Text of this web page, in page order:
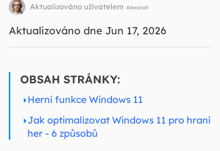
Aktualizováno uživatelem Alexandr
Aktualizováno dne Jun 17, 2026
OBSAH STRÁNKY:
Herní funkce Windows 11
Jak optimalizovat Windows 11 pro hraní
her - 6 způsobů